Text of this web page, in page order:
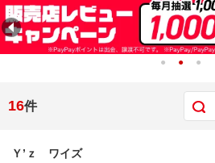
16件
Ｙ’ｚ ワイズ